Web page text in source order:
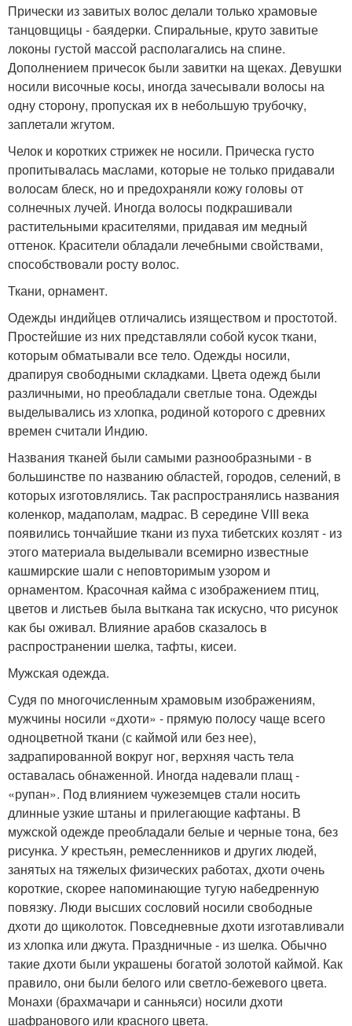
Прически из завитых волос делали только храмовые
танцовщицы - баядерки. Спиральные, круто завитые
локоны густой массой располагались на спине.
Дополнением причесок были завитки на щеках. Девушки
носили височные косы, иногда зачесывали волосы на
одну сторону, пропуская их в небольшую трубочку,
заплетали жгутом.
Челок и коротких стрижек не носили. Прическа густо
пропитывалась маслами, которые не только придавали
волосам блеск, но и предохраняли кожу головы от
солнечных лучей. Иногда волосы подкрашивали
растительными красителями, придавая им медный
оттенок. Красители обладали лечебными свойствами,
способствовали росту волос.
Ткани, орнамент.
Одежды индийцев отличались изяществом и простотой.
Простейшие из них представляли собой кусок ткани,
которым обматывали все тело. Одежды носили,
драпируя свободными складками. Цвета одежд были
различными, но преобладали светлые тона. Одежды
выделывались из хлопка, родиной которого с древних
времен считали Индию.
Названия тканей были самыми разнообразными - в
большинстве по названию областей, городов, селений, в
которых изготовлялись. Так распространялись названия
коленкор, мадаполам, мадрас. В середине VIII века
появились тончайшие ткани из пуха тибетских козлят - из
этого материала выделывали всемирно известные
кашмирские шали с неповторимым узором и
орнаментом. Красочная кайма с изображением птиц,
цветов и листьев была выткана так искусно, что рисунок
как бы оживал. Влияние арабов сказалось в
распространении шелка, тафты, кисеи.
Мужская одежда.
Судя по многочисленным храмовым изображениям,
мужчины носили «дхоти» - прямую полосу чаще всего
одноцветной ткани (с каймой или без нее),
задрапированной вокруг ног, верхняя часть тела
оставалась обнаженной. Иногда надевали плащ -
«рупан». Под влиянием чужеземцев стали носить
длинные узкие штаны и прилегающие кафтаны. В
мужской одежде преобладали белые и черные тона, без
рисунка. У крестьян, ремесленников и других людей,
занятых на тяжелых физических работах, дхоти очень
короткие, скорее напоминающие тугую набедренную
повязку. Люди высших сословий носили свободные
дхоти до щиколоток. Повседневные дхоти изготавливали
из хлопка или джута. Праздничные - из шелка. Обычно
такие дхоти были украшены богатой золотой каймой. Как
правило, они были белого или светло-бежевого цвета.
Монахи (брахмачари и санньяси) носили дхоти
шафранового или красного цвета.